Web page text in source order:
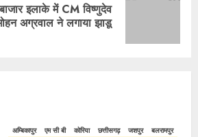
इलाके में CM विष्णुदेव
अग्रवाल ने लगाया झाडू
अम्बिकापुर एम सी बी कोरिया छत्तीसगढ़ जशपुर
बलरामपुर